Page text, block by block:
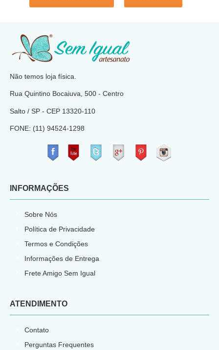
Não temos loja física.
Rua Quintino Bocaiuva, 500 - Centro
Salto / SP - CEP 13320-110
FONE: (11) 94524-1298
INFORMAÇÕES
Sobre Nós
Política de Privacidade
Termos e Condições
Informações de Entrega
Frete Amigo Sem Igual
ATENDIMENTO
Contato
Perguntas Frequentes